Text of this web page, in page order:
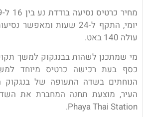
יומי, התקף ל-24 שעות
עולה 140 באט.
מי שמתכנן לשהות בבנגקוק למשך
הנוחתים בשדה התעופה של בנגקוק
העיר, מוצעת תחנה המחברת את
Phaya Thai Station.